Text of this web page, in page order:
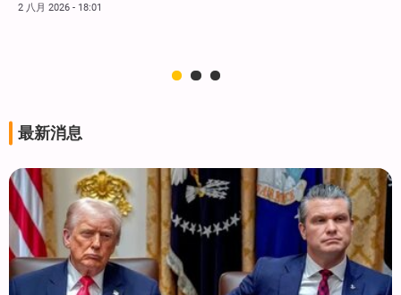
2 八月 2026 - 18:01
最新消息